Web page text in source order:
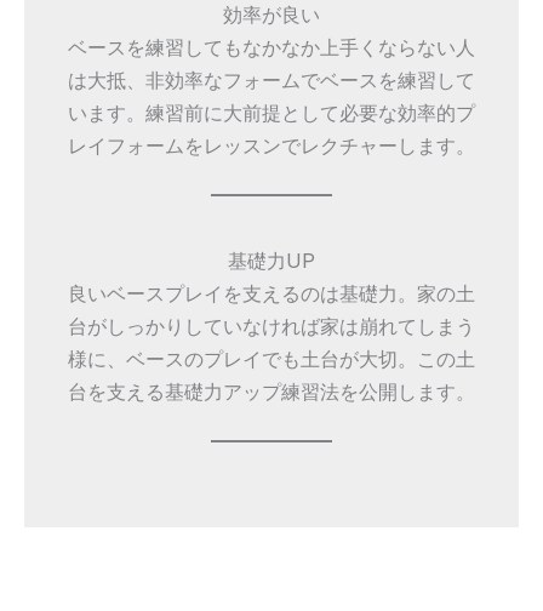
効率が良い
ベースを練習してもなかなか上手くならない人
は大抵、非効率なフォームでベースを練習して
います。練習前に大前提として必要な効率的プ
レイフォームをレッスンでレクチャーします。
基礎力UP
良いベースプレイを支えるのは基礎力。家の土
台がしっかりしていなければ家は崩れてしまう
様に、ベースのプレイでも土台が大切。この土
台を支える基礎力アップ練習法を公開します。